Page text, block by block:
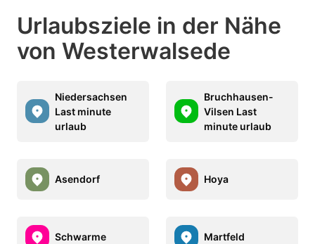
Urlaubsziele in der Nähe
von Westerwalsede
Niedersachsen
Last minute
urlaub
Bruchhausen-
Vilsen Last
minute urlaub
Asendorf Hoya
Schwarme Martfeld